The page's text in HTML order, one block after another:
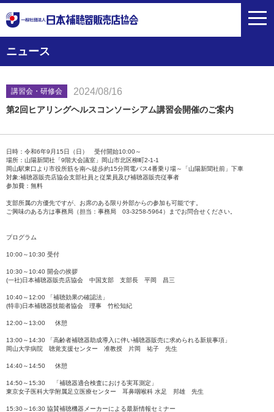
toggle
ニュース
講習会・研修会 2024/08/16
第2回ヒアリングヘルスコンソーシアム講習会開催のご案内
日時：令和6年9月15日（日） 受付開始10:00～
場所：山陽新聞社「9階大会議室」岡山市北区柳町2-1-1
岡山駅東口より市役所筋を南へ徒歩約15分岡電バス4番乗り場～「山陽新聞社前」下車
対象:補聴器販売店協会支部社員と従業員及び補聴器販売従事者
参加費：無料
支部所属の方優先ですが、お席のある限り外部からの参加も可能です。
ご興味のある方は事務局（担当：事務局 03-3258-5964）までお問合せください。
プログラム
10:00～10:30 受付
10:30～10:40 開会の挨拶
(一社)日本補聴器販売店協会 中国支部 支部長 平岡 昌三
10:40～12:00 「補聴効果の確認法」
(特非)日本補聴器技能者協会 理事 竹松知紀
12:00～13:00 休憩
13:00～14:30 「高齢者補聴器助成導入に伴い補聴器販売に求められる新規事項」
岡山大学病院 聴覚支援センター 准教授 片岡 祐子 先生
14:40～14:50 休憩
14:50～15:30 「補聴器適合検査における実耳測定」
東京女子医科大学附属足立医療センター 耳鼻咽喉科 水足 邦雄 先生
15:30～16:30 協賛補聴機器メーカーによる最新情報セミナー